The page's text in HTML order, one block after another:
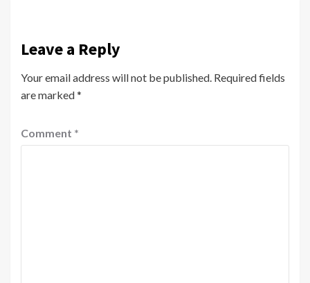
Leave a Reply
Your email address will not be published. Required fields
are marked*
Comment *